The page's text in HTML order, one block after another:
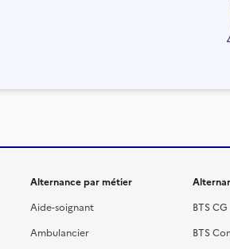
Alternance par métier
Aide-soignant
Ambulancier
BTS CG
BTS